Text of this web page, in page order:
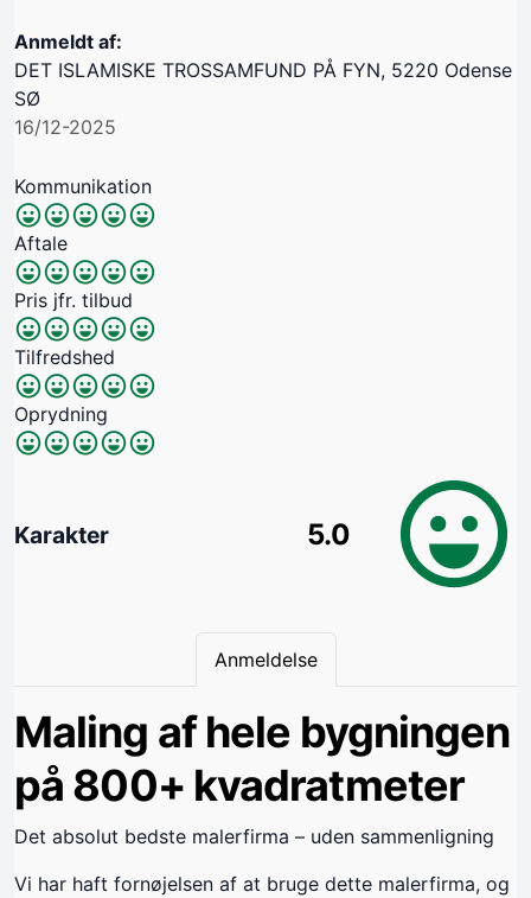
Anmeldt af:
DET ISLAMISKE TROSSAMFUND PÅ FYN, 5220 Odense
SØ
16/12-2025
Kommunikation
Aftale
Pris jfr. tilbud
Tilfredshed
Oprydning
Karakter 5.0
Anmeldelse
Maling af hele bygningen
på 800+ kvadratmeter
Det absolut bedste malerfirma – uden sammenligning
Vi har haft fornøjelsen af at bruge dette malerfirma, og